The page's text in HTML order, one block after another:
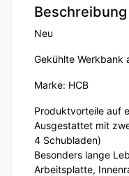
Beschreibung
Neu
Gekühlte Werkbank
Marke: HCB
Produktvorteile auf
Ausgestattet mit
4 Schubladen)
Besonders lange
Arbeitsplatte,